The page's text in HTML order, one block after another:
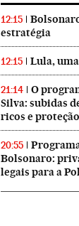
12:15
estratégia
12:15 Lula,
21:14
O
Silva: subidas
ricos e
20:55
Bolsonaro:
legais para a